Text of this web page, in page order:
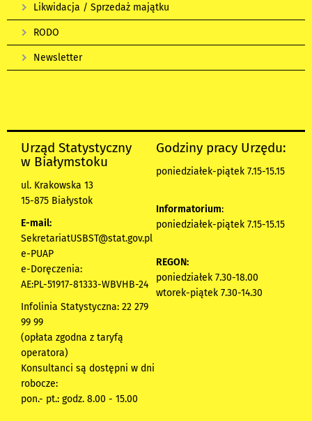
Likwidacja / Sprzedaż majątku
RODO
Newsletter
Urząd Statystyczny
w Białymstoku
ul. Krakowska 13
15-875 Białystok
E-mail:
SekretariatUSBST@stat.gov.pl
e-PUAP
e-Doręczenia:
AE:PL-51917-81333-WBVHB-24
Infolinia Statystyczna: 22 279
99 99
(opłata zgodna z taryfą
operatora)
Konsultanci są dostępni w dni
robocze:
pon.- pt.: godz. 8.00 - 15.00
Godziny pracy Urzędu:
poniedziałek-piątek 7.15-15.15
Informatorium:
poniedziałek-piątek 7.15-15.15
REGON:
poniedziałek 7.30-18.00
wtorek-piątek 7.30-14.30